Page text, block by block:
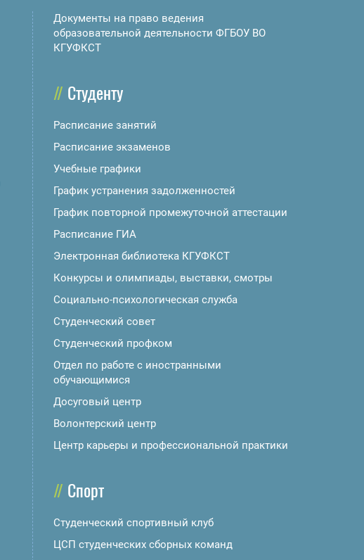
Документы на право ведения
образовательной деятельности ФГБОУ ВО
КГУФКСТ
Студенту
Расписание занятий
Расписание экзаменов
Учебные графики
График устранения задолженностей
График повторной промежуточной аттестации
Расписание ГИА
Электронная библиотека КГУФКСТ
Конкурсы и олимпиады, выставки, смотры
Социально-психологическая служба
Студенческий совет
Студенческий профком
Отдел по работе с иностранными
обучающимися
Досуговый центр
Волонтерский центр
Центр карьеры и профессиональной практики
Спорт
Студенческий спортивный клуб
ЦСП студенческих сборных команд